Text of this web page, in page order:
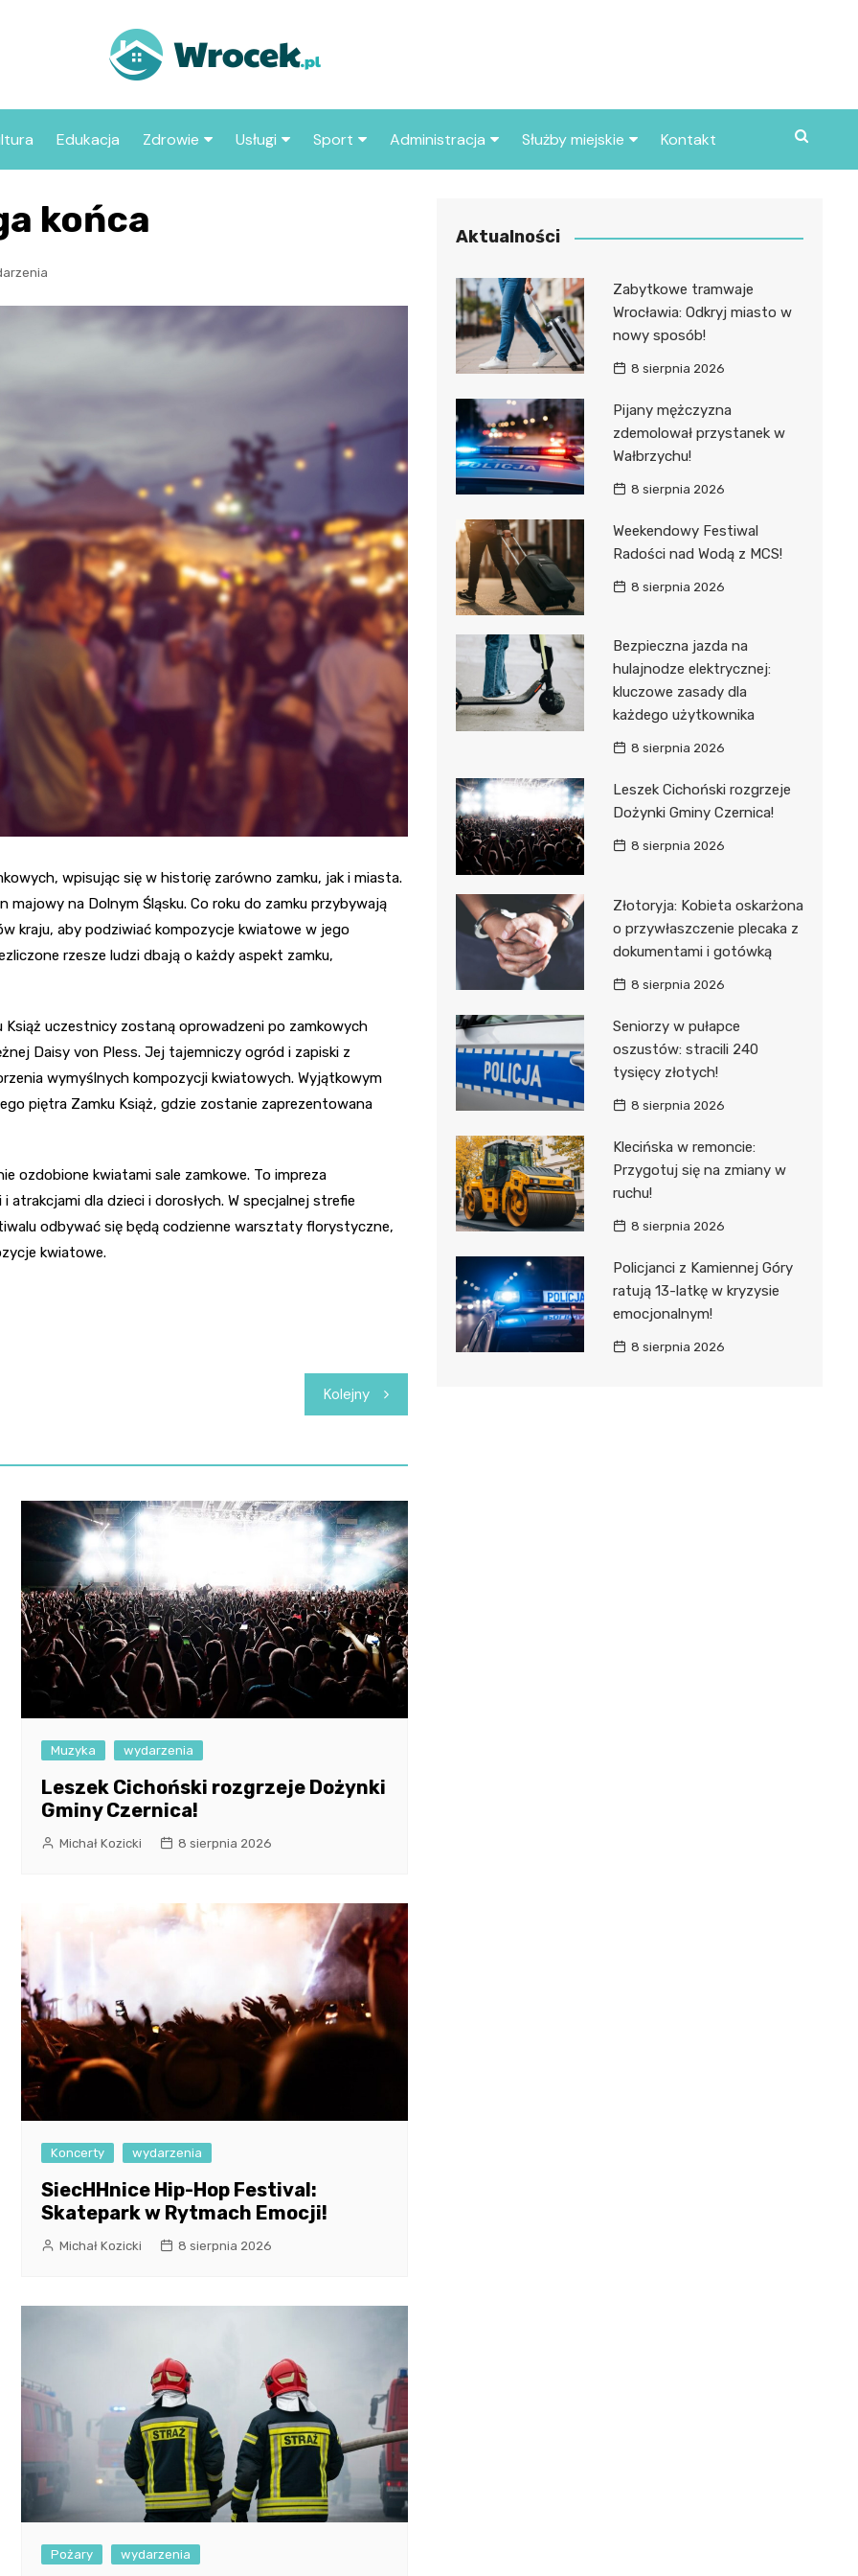
Edukacja Zdrowie
Sklep medyczny
Usługi
Stacja paliw
Księgarnia
Fryzjer
Kino
Poczta
Sport Administracja
Urząd miasta
Służby miejskie
Policja
Kontakt
końca
wpisując się w historię zarówno zamku, jak i miasta.
na Dolnym Śląsku. Co roku do zamku przybywają
kraju, aby podziwiać kompozycje kwiatowe w jego
rzesze ludzi dbają o każdy aspekt zamku,
uczestnicy zostaną oprowadzeni po zamkowych
Daisy von Pless. Jej tajemniczy ogród i zapiski z
wymyślnych kompozycji kwiatowych. Wyjątkowym
piętra Zamku Książ, gdzie zostanie zaprezentowana
ozdobione kwiatami sale zamkowe. To impreza
atrakcjami dla dzieci i dorosłych. W specjalnej strefie
odbywać się będą codzienne warsztaty florystyczne,
kwiatowe.
Kolejny
Muzyka wydarzenia
Leszek Cichoński rozgrzeje Dożynki
Gminy Czernica!
Michał Kozicki 8 sierpnia 2026
Koncerty wydarzenia
SiecHHnice Hip-Hop Festival:
Skatepark w Rytmach Emocji!
Michał Kozicki 8 sierpnia 2026
Pożary wydarzenia
Aktualności
Zabytkowe tramwaje
Wrocławia: Odkryj miasto w
nowy sposób!
8 sierpnia 2026
Pijany mężczyzna
zdemolował przystanek w
Wałbrzychu!
8 sierpnia 2026
Weekendowy Festiwal
Radości nad Wodą z MCS!
8 sierpnia 2026
Bezpieczna jazda na
hulajnodze elektrycznej:
kluczowe zasady dla
każdego użytkownika
8 sierpnia 2026
Leszek Cichoński rozgrzeje
Dożynki Gminy Czernica!
8 sierpnia 2026
Złotoryja: Kobieta oskarżona
o przywłaszczenie plecaka z
dokumentami i gotówką
8 sierpnia 2026
Seniorzy w pułapce
oszustów: stracili 240
tysięcy złotych!
8 sierpnia 2026
Klecińska w remoncie:
Przygotuj się na zmiany w
ruchu!
8 sierpnia 2026
Policjanci z Kamiennej Góry
ratują 13-latkę w kryzysie
emocjonalnym!
8 sierpnia 2026